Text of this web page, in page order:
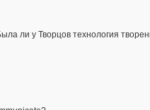
ли у Творцов технология